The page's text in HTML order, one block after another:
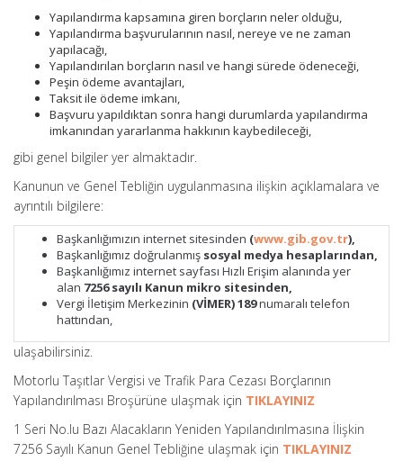
Yapılandırma kapsamına giren borçların neler olduğu,
Yapılandırma başvurularının nasıl, nereye ve ne zaman
yapılacağı,
Yapılandırılan borçların nasıl ve hangi sürede ödeneceği,
Peşin ödeme avantajları,
Taksit ile ödeme imkanı,
Başvuru yapıldıktan sonra hangi durumlarda yapılandırma
imkanından yararlanma hakkının kaybedileceği,
gibi genel bilgiler yer almaktadır.
Kanunun ve Genel Tebliğin uygulanmasına ilişkin açıklamalara ve
ayrıntılı bilgilere:
Başkanlığımızın internet sitesinden (www.gib.gov.tr),
Başkanlığımız doğrulanmış sosyal medya hesaplarından,
Başkanlığımız internet sayfası Hızlı Erişim alanında yer
alan 7256 sayılı Kanun mikro sitesinden,
Vergi İletişim Merkezinin (VİMER) 189numaralı telefon
hattından,
ulaşabilirsiniz.
Motorlu Taşıtlar Vergisi ve Trafik Para Cezası Borçlarının
Yapılandırılması Broşürüne ulaşmak için TIKLAYINIZ
1 Seri No.lu Bazı Alacakların Yeniden Yapılandırılmasına İlişkin
7256 Sayılı Kanun Genel Tebliğine ulaşmak için TIKLAYINIZ